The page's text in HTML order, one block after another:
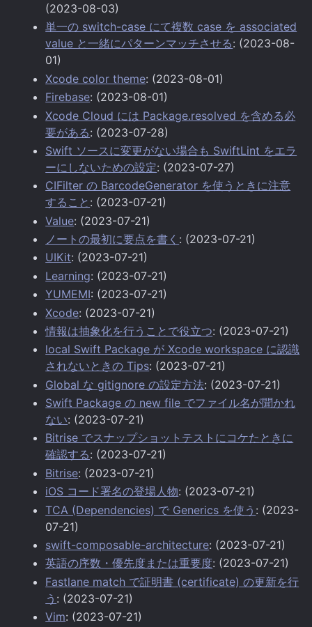
(2023-08-03)
単一の switch-case にて複数 case を associated
value と一緒にパターンマッチさせる: (2023-08-
01)
Xcode color theme: (2023-08-01)
Firebase: (2023-08-01)
Xcode Cloud には Package.resolved を含める必
要がある: (2023-07-28)
Swift ソースに変更がない場合も SwiftLint をエラ
ーにしないための設定: (2023-07-27)
CIFilter の BarcodeGenerator を使うときに注意
すること : (2023-07-21)
Value: (2023-07-21)
ノートの最初に要点を書く : (2023-07-21)
UIKit: (2023-07-21)
Learning: (2023-07-21)
YUMEMI: (2023-07-21)
Xcode: (2023-07-21)
情報は抽象化を行うことで役立つ: (2023-07-21)
local Swift Package が Xcode workspace に認識
されないときの Tips: (2023-07-21)
Global な gitignore の設定方法: (2023-07-21)
Swift Package の new file でファイル名が聞かれ
ない: (2023-07-21)
Bitrise でスナップショットテストにコケたときに
確認する: (2023-07-21)
Bitrise: (2023-07-21)
iOS コード署名の登場人物: (2023-07-21)
TCA (Dependencies) で Generics を使う : (2023-
07-21)
swift-composable-architecture: (2023-07-21)
英語の序数・優先度または重要度: (2023-07-21)
Fastlane match で証明書 (certificate) の更新を行
う : (2023-07-21)
Vim: (2023-07-21)